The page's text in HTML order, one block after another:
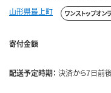
山形県最上町 ワンストップオ
寄付金額
配送予定時期： 決済から7日前